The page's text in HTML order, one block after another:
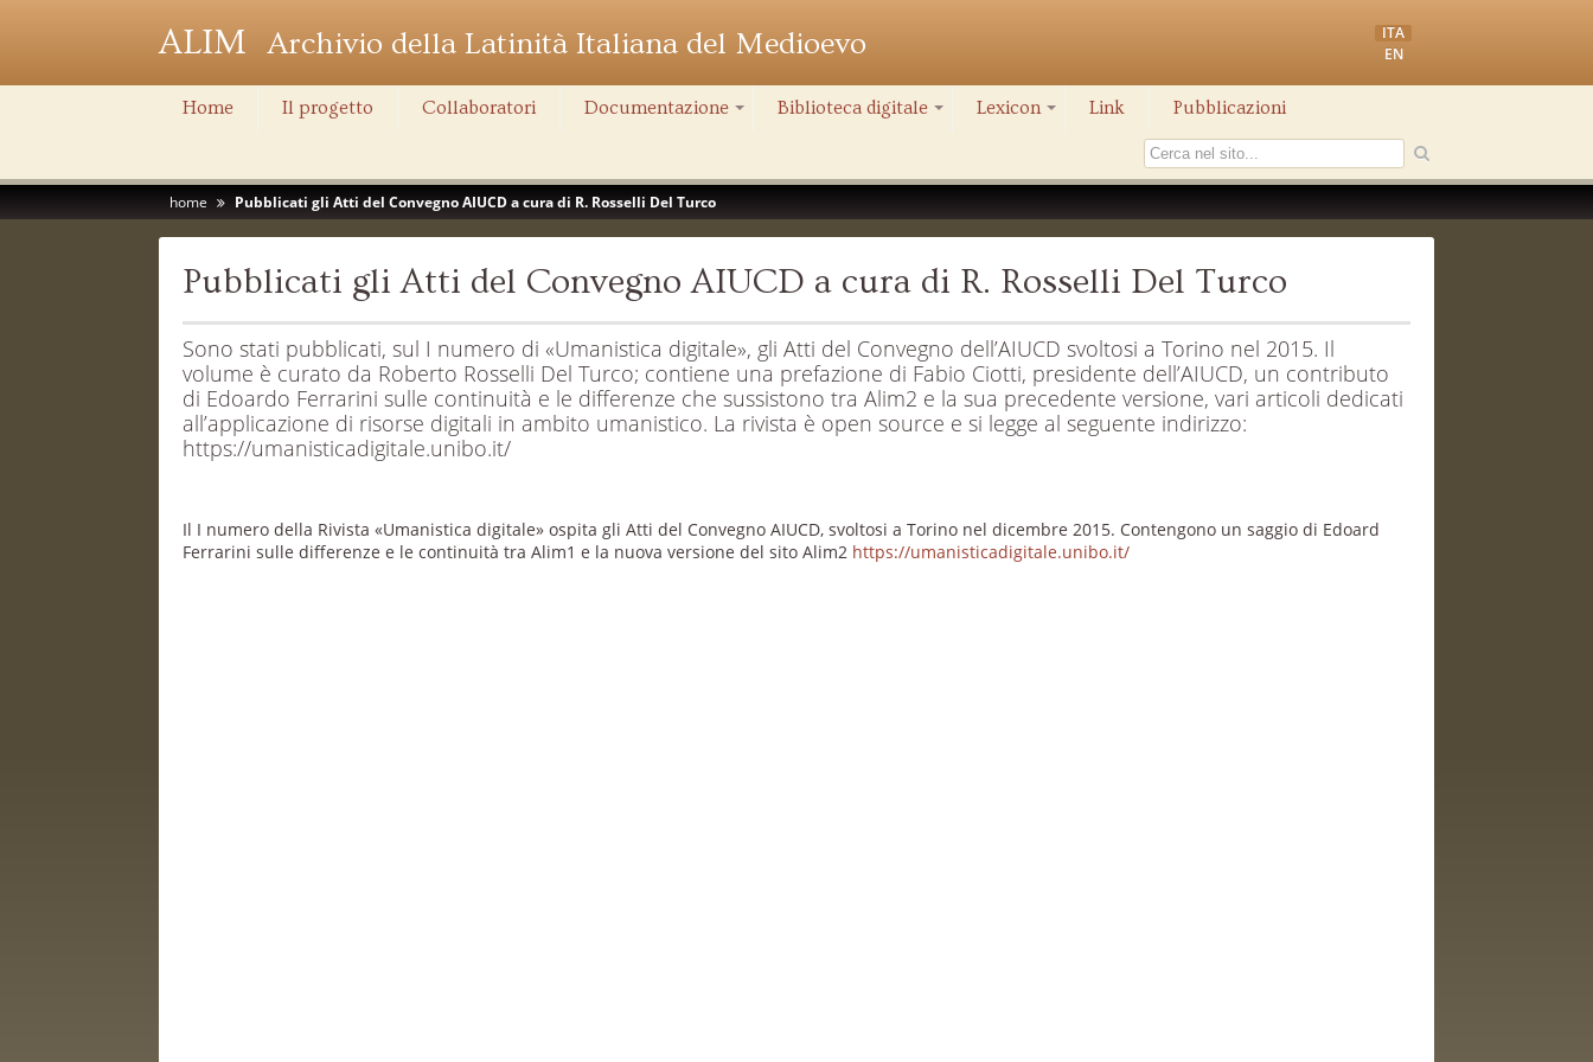
ALIM Archivio della Latinità Italiana del Medioevo
ITA
EN
Home Il progetto Collaboratori Documentazione Biblioteca digitale Lexicon Link Pubblicazioni
home Pubblicati gli Atti del Convegno AIUCD a cura di R. Rosselli Del Turco
Pubblicati gli Atti del Convegno AIUCD a cura di R. Rosselli Del Turco
Sono stati pubblicati, sul I numero di «Umanistica digitale», gli Atti del Convegno dell’AIUCD svoltosi a Torino nel 2015. Il
volume è curato da Roberto Rosselli Del Turco; contiene una prefazione di Fabio Ciotti, presidente dell’AIUCD, un contributo
di Edoardo Ferrarini sulle continuità e le differenze che sussistono tra Alim2 e la sua precedente versione, vari articoli dedicati
all’applicazione di risorse digitali in ambito umanistico. La rivista è open source e si legge al seguente indirizzo:
https://umanisticadigitale.unibo.it/
Il I numero della Rivista «Umanistica digitale» ospita gli Atti del Convegno AIUCD, svoltosi a Torino nel dicembre 2015. Contengono un saggio di Edoard
Ferrarini sulle differenze e le continuità tra Alim1 e la nuova versione del sito Alim2 https://umanisticadigitale.unibo.it/